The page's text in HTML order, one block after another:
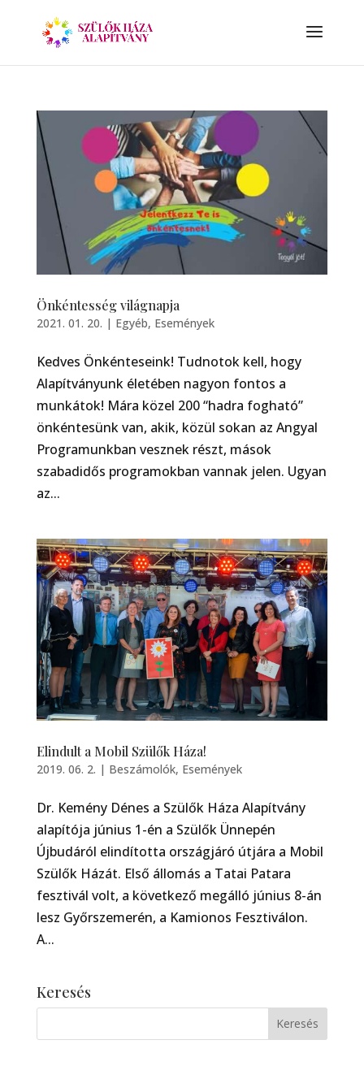
Önkéntesség világnapja
2021. 01. 20. | Egyéb, Események
Kedves Önkénteseink! Tudnotok kell, hogy
Alapítványunk életében nagyon fontos a
munkátok! Mára közel 200 “hadra fogható”
önkéntesünk van, akik, közül sokan az Angyal
Programunkban vesznek részt, mások
szabadidős programokban vannak jelen. Ugyan
az...
Elindult a Mobil Szülők Háza!
2019. 06. 2. | Beszámolók, Események
Dr. Kemény Dénes a Szülők Háza Alapítvány
alapítója június 1-én a Szülők Ünnepén
Újbudáról elindította országjáró útjára a Mobil
Szülők Házát. Első állomás a Tatai Patara
fesztivál volt, a következő megálló június 8-án
lesz Győrszemerén, a Kamionos Fesztiválon.
A...
Keresés